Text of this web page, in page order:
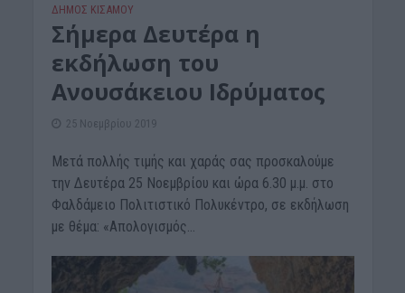
ΔΉΜΟΣ ΚΙΣΆΜΟΥ
Σήμερα Δευτέρα η
εκδήλωση του
Ανουσάκειου Ιδρύματος
25 Νοεμβρίου 2019
Μετά πολλής τιμής και χαράς σας προσκαλούμε
την Δευτέρα 25 Νοεμβρίου και ώρα 6.30 μ.μ. στο
Φαλδάμειο Πολιτιστικό Πολυκέντρο, σε εκδήλωση
με θέμα: «Απολογισμός...